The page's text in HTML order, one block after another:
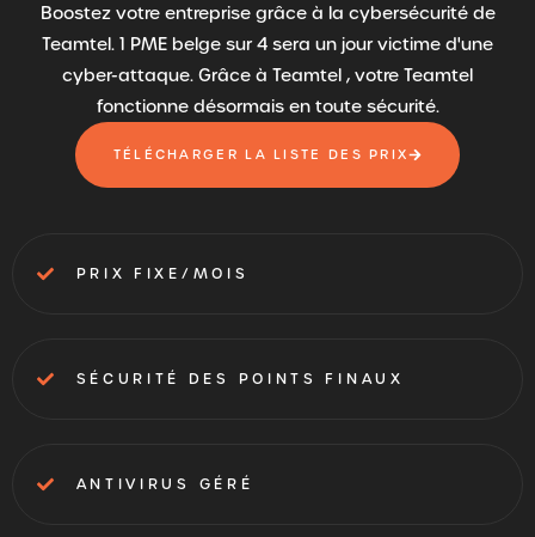
Boostez votre entreprise grâce à la cybersécurité de
Teamtel. 1 PME belge sur 4 sera un jour victime d'une
cyber-attaque. Grâce à Teamtel , votre Teamtel
fonctionne désormais en toute sécurité.
TÉLÉCHARGER LA LISTE DES PRIX
PRIX FIXE/MOIS
SÉCURITÉ DES POINTS FINAUX
ANTIVIRUS GÉRÉ